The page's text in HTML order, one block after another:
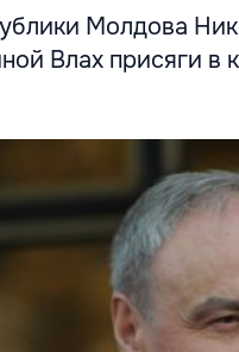
Молдова
Влах присяги в